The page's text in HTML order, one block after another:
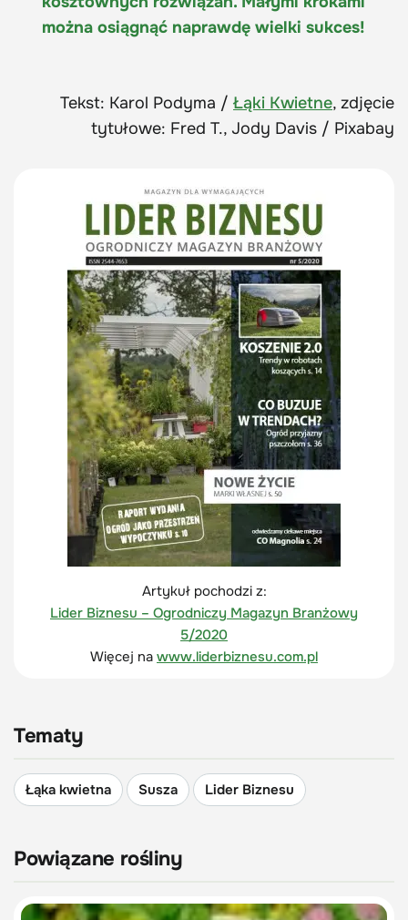
można osiągnąć naprawdę wielki sukces!
Tekst: Karol Podyma / Łąki Kwietne, zdjęcie
tytułowe: Fred T., Jody Davis / Pixabay
Artykuł pochodzi z:
Lider Biznesu – Ogrodniczy Magazyn Branżowy
5/2020
Więcej na www.liderbiznesu.com.pl
Tematy
Łąka kwietna Susza Lider Biznesu
Powiązane rośliny